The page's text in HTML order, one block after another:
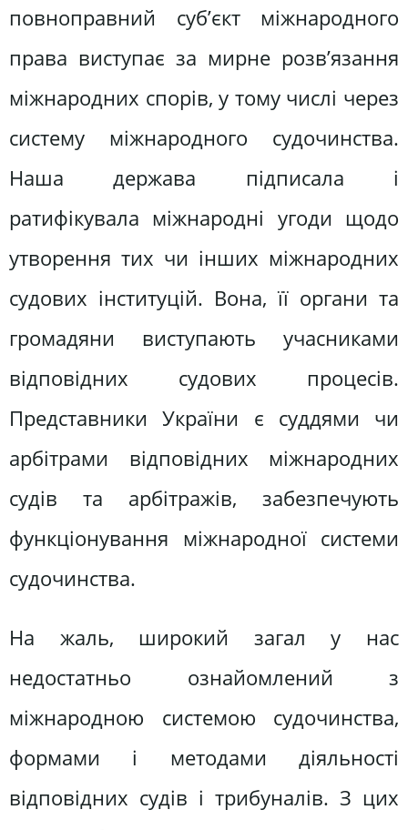
повноправний суб’єкт міжнародного
права виступає за мирне розв’язання
міжнародних спорів, у тому числі через
систему міжнародного судочинства.
Наша держава підписала і
ратифікувала міжнародні угоди щодо
утворення тих чи інших міжнародних
судових інституцій. Вона, її органи та
громадяни виступають учасниками
відповідних судових процесів.
Представники України є суддями чи
арбітрами відповідних міжнародних
судів та арбітражів, забезпечують
функціонування міжнародної системи
судочинства.
На жаль, широкий загал у нас
недостатньо ознайомлений з
міжнародною системою судочинства,
формами і методами діяльності
відповідних судів і трибуналів. З цих